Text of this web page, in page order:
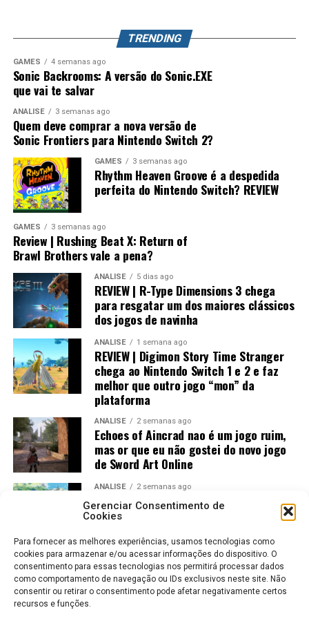
Gerenciar Consentimento de
Cookies
Para fornecer as melhores experiências, usamos tecnologias como
cookies para armazenar e/ou acessar informações do dispositivo. O
consentimento para essas tecnologias nos permitirá processar dados
como comportamento de navegação ou IDs exclusivos neste site. Não
consentir ou retirar o consentimento pode afetar negativamente certos
recursos e funções.
mundo. Splatoon Raiders pode até parecer um spin-off,
mas também pode representar o primeiro passo para a
maior evolução que a série já teve.
TRENDING
GAMES 4 semanas ago
Sonic Backrooms: A versão do Sonic.EXE
que vai te salvar
ANÁLISE 3 semanas ago
Quem deve comprar a nova versão de
Sonic Frontiers para Nintendo Switch 2?
GAMES 3 semanas ago
Rhythm Heaven Groove é a despedida
perfeita do Nintendo Switch? REVIEW
GAMES 3 semanas ago
Review | Rushing Beat X: Return of
Brawl Brothers vale a pena?
ANÁLISE 5 dias ago
REVIEW | R-Type Dimensions 3 chega
para resgatar um dos maiores clássicos
dos jogos de navinha
ANÁLISE 1 semana ago
REVIEW | Digimon Story Time Stranger
chega ao Nintendo Switch 1 e 2 e faz
melhor que outro jogo “mon” da
plataforma
ANÁLISE 2 semanas ago
Echoes of Aincrad nao é um jogo ruim,
mas or que eu não gostei do novo jogo
de Sword Art Online
ANÁLISE 2 semanas ago
Jogos Amados e Odiados do Sonic: Os
Maiores Acertos e Erros da SEGA